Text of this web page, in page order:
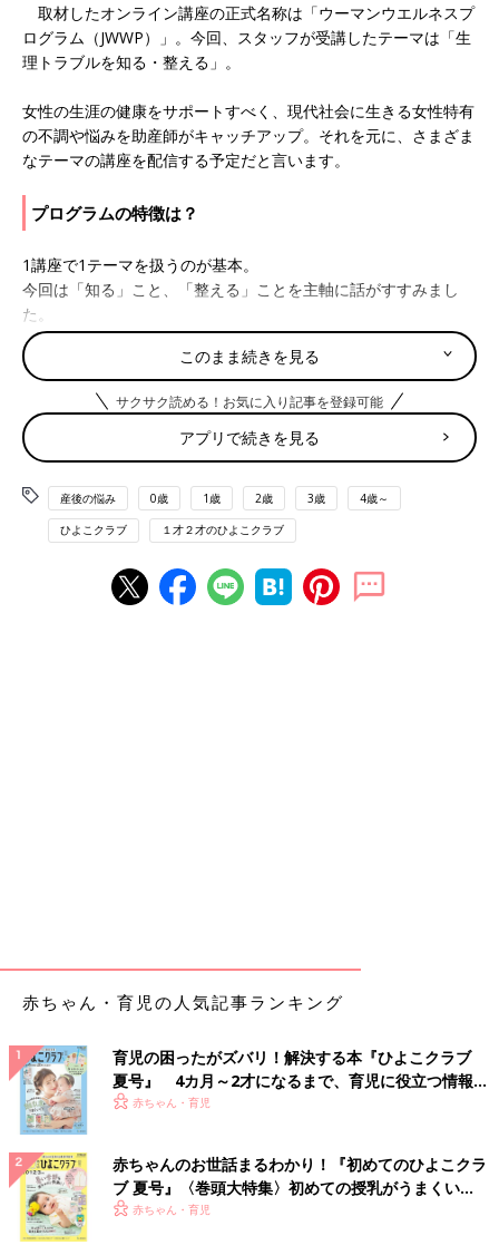
取材したオンライン講座の正式名称は「ウーマンウエルネスプ
ログラム（JWWP）」。今回、スタッフが受講したテーマは「生
理トラブルを知る・整える」。
女性の生涯の健康をサポートすべく、現代社会に生きる女性特有
の不調や悩みを助産師がキャッチアップ。それを元に、さまざま
なテーマの講座を配信する予定だと言います。
プログラムの特徴は？
1講座で1テーマを扱うのが基本。
今回は「知る」こと、「整える」ことを主軸に話がすすみまし
た。
具体的には、テーマに掲げたトラブルが起こる原因、改善方法な
どを濵脇先生の丁寧な解説やアドバイスで「知る」ことからスタ
ート。
トラブル改善につながるワークをその分野の専門家によるレクチ
ャーで「整えて」いきます。こちらの講座はこの2つが同時に叶
うのが特徴といえます。
毎回女性が気になるテーマを題材に、さまざまな助産師監修のも
と、マッチした専門家とタッグを組み進行するそうで、改善に向
ークを体験する時間。最後に質疑応答の時間がありました。
濵脇先生の解説も立花先生によるワークも、笑いあり、拍手あり
の楽しい雰囲気。
ピルビスワーク（骨盤呼吸体操）」は椅子に座ってできるエクサ
サイズだと告知があったので、“楽勝〜”と思いきや汗だくだ
く…。
でも、やる気にさせる先生の声かけが楽しく、体もスッキリ！
今後は鍼灸やアロマテラピーなどのワークもあるそうです。
このまま続きを見る
サクサク読める！お気に入り記事を登録可能
アプリで続きを見る
産後の悩み 0歳 1歳 2歳 3歳 4歳～
ひよこクラブ １才２才のひよこクラブ
赤ちゃん・育児の人気記事ランキング
育児の困ったがズバリ！解決する本『ひよこクラブ
夏号』 4カ月～2才になるまで、育児に役立つ情報が
いっぱい！
赤ちゃん・育児
赤ちゃんのお世話まるわかり！『初めてのひよこクラ
ブ 夏号』〈巻頭大特集〉初めての授乳がうまくい
く！ おっぱい・ミルクの基本と夏のトラブル 解決テ
赤ちゃん・育児